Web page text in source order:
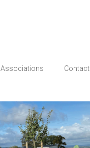
Associations Contact